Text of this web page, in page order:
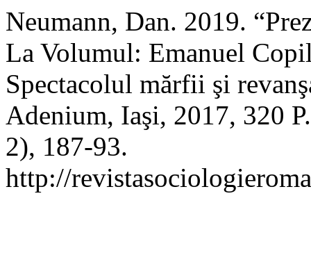
Neumann, Dan. 2019.
La Volumul: Emanuel
Spectacolul mărfii şi
Adenium, Iaşi, 2017, 320
2), 187-93.
http://